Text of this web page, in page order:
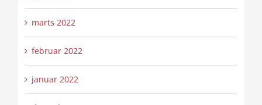
marts 2022
februar 2022
januar 2022